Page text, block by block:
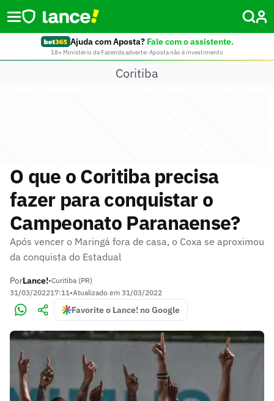
Ajuda com Aposta? Fale com o assistente.
18+ Ministério da Fazenda adverte: Aposta não é investimento
Coritiba
O que o Coritiba precisa
fazer para conquistar o
Campeonato Paranaense?
Após vencer o Maringá fora de casa, o Coxa se aproximou
da conquista do Estadual
PorLance!•Curitiba (PR)
31/03/202217:11•Atualizado em 31/03/2022
Favorite o Lance! no Google